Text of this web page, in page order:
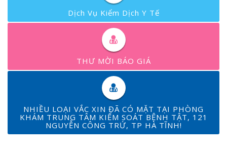
Dịch Vụ Kiểm Dịch Y Tế
THƯ MỜI BÁO GIÁ
NHIỀU LOẠI VẮC XIN ĐÃ CÓ MẶT TẠI PHÒNG
KHÁM TRUNG TÂM KIỂM SOÁT BỆNH TẬT, 121
NGUYỄN CÔNG TRỨ, TP HÀ TĨNH!